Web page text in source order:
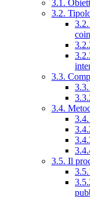
3.1.
3.2.
3.3.
3.4.
3.5. Il